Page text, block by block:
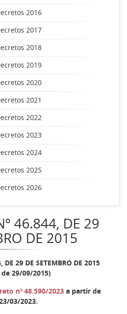
2016
2017
2018
2019
2020
2021
2022
2023
2024
2025
2026
46.844, DE 29
DE 2015
DE 29 DE SETEMBRO DE 2015
de 29/09/2015)
nº 48.590/2023 a partir de
03/2023.